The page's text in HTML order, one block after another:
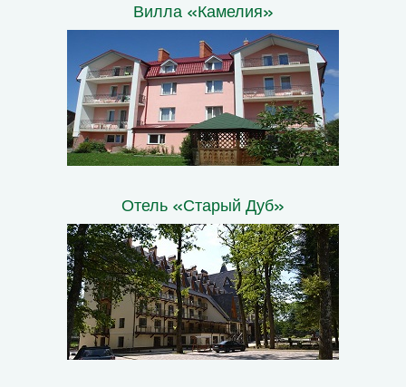
Вилла «Камелия»
Отель «Старый Дуб»